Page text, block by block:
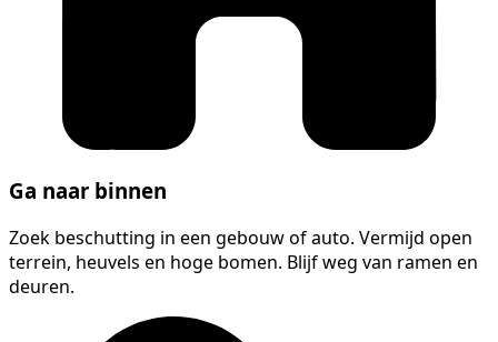
Ga naar binnen
Zoek beschutting in een gebouw of auto. Vermijd open
terrein, heuvels en hoge bomen. Blijf weg van ramen en
deuren.